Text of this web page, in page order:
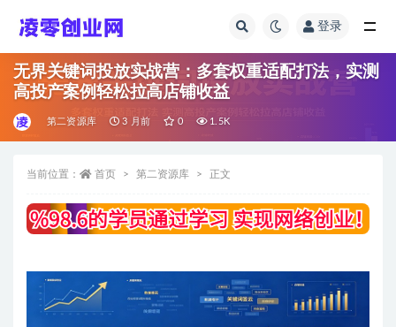
登录
无界关键词投放实战营：多套权重适配打法，实测
高投产案例轻松拉高店铺收益
第二资源库 3 月前 0 1.5K
当前位置： 首页 第二资源库 正文